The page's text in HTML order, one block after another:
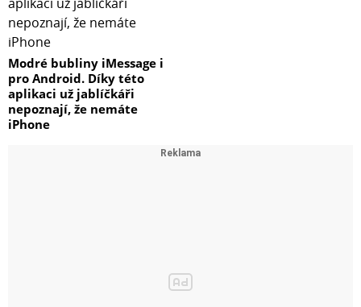
Modré bubliny iMessage i
pro Android. Díky této
aplikaci už jablíčkáři
nepoznají, že nemáte
iPhone